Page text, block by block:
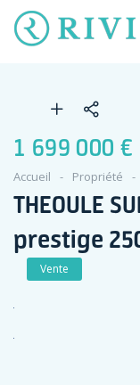
1 699 000 €
Accueil Propriété
THEOULE
prestige
Vente